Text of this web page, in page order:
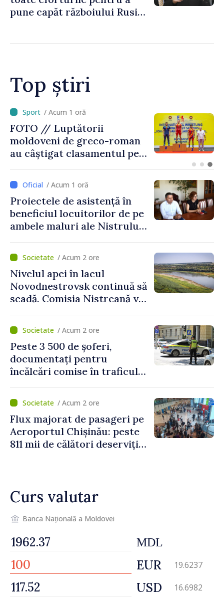
pune capăt războiului Rusiei
Top știri
/ Acum 28 minute
Alertă de călătorie în
Catania, după intensificarea
activității vulcanului Etna.
urmărească recomandările
autorităților italiene
/ Acum 1 oră
Proiectele de asistență în
beneficiul locuitorilor de pe
ambele maluri ale Nistrului
viceprim-ministrului cu
reprezentanta rezidentă a
PNUD în Republica Moldova,
Daniela Gasparikova
/ Acum 2 ore
Nivelul apei în lacul
Novodnestrovsk continuă să
scadă. Comisia Nistreană va
/ Acum 2 ore
Peste 3 500 de șoferi,
documentați pentru
încălcări comise în traficul
depășit limita de viteză
/ Acum 2 ore
Flux majorat de pasageri pe
Aeroportul Chișinău: peste
811 mii de călători deserviți
Curs valutar
Banca Națională a Moldovei
MDL
EUR 19.6237
USD 16.6982